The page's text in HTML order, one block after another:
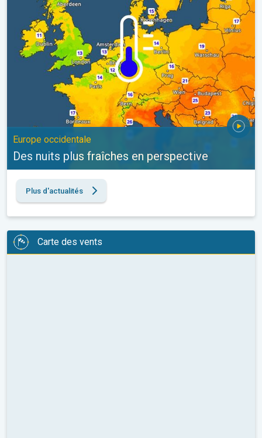
Europe occidentale
Des nuits plus fraîches en perspective
Plus d'actualités
Carte des vents